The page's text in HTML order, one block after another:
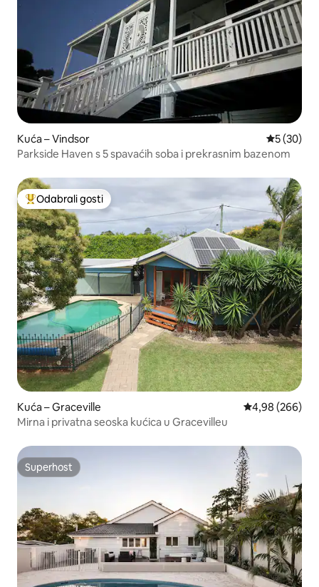
Kuća – Vindsor Prosječna
5 (30)
Parkside Haven s 5 spavaćih soba i prekrasnim bazenom
Među najviše rangiranima s oznakom „Odabrali gosti”
Odabrali gosti
Kuća – Graceville Prosječna
4,98 (266)
Mirna i privatna seoska kućica u Gracevilleu
Superhost
Superhost